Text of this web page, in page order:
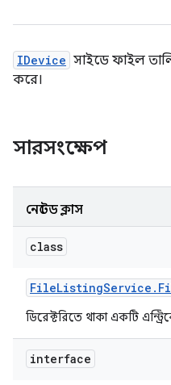
IDevice সাইডে ফাইল
করে।
সারসংক্ষেপ
নেস্টেড ক্লাস
class
FileListingService .
ডিরেক্টরিতে থাকা একটি
interface